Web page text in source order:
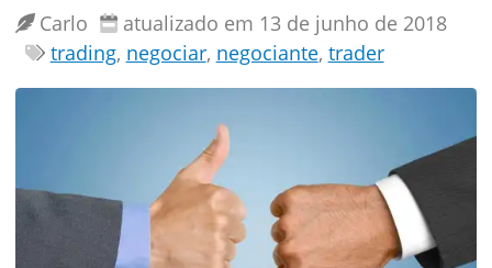
Carlo
atualizado em 13 de junho de 2018
trading, negociar, negociante, trader